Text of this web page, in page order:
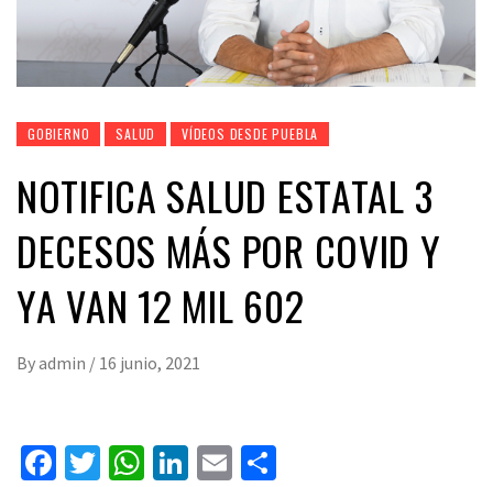
GOBIERNO SALUD VÍDEOS DESDE PUEBLA
NOTIFICA SALUD ESTATAL 3
DECESOS MÁS POR COVID Y
YA VAN 12 MIL 602
Byadmin / 16 junio, 2021
Facebook
Twitter
WhatsApp
LinkedIn
Email